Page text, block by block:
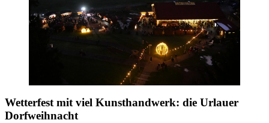
Wetterfest mit viel Kunsthandwerk: die Urlauer
Dorfweihnacht